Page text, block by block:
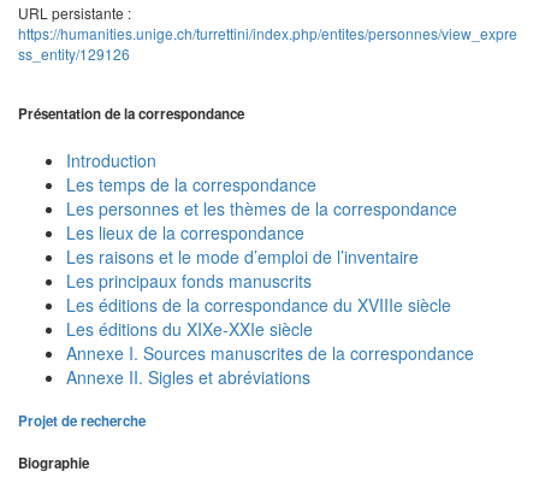
URL persistante :
https://humanities.unige.ch/turrettini/index.php/entites/personnes/view_expre
ss_entity/129126
Présentation de la correspondance
Introduction
Les temps de la correspondance
Les personnes et les thèmes de la correspondance
Les lieux de la correspondance
Les raisons et le mode d’emploi de l’inventaire
Les principaux fonds manuscrits
Les éditions de la correspondance du XVIIIe siècle
Les éditions du XIXe-XXIe siècle
Annexe I. Sources manuscrites de la correspondance
Annexe II. Sigles et abréviations
Projet de recherche
Biographie